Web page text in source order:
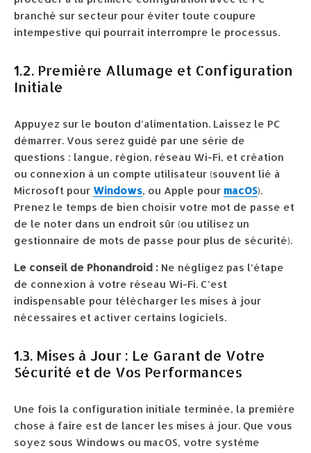
branché sur secteur pour éviter toute coupure
intempestive qui pourrait interrompre le processus.
1.2. Première Allumage et Configuration
Initiale
Appuyez sur le bouton d’alimentation. Laissez le PC
démarrer. Vous serez guidé par une série de
questions : langue, région, réseau Wi-Fi, et création
ou connexion à un compte utilisateur (souvent lié à
Microsoft pour Windows, ou Apple pour macOS).
Prenez le temps de bien choisir votre mot de passe et
de le noter dans un endroit sûr (ou utilisez un
gestionnaire de mots de passe pour plus de sécurité).
Le conseil de Phonandroid : Ne négligez pas l’étape
de connexion à votre réseau Wi-Fi. C’est
indispensable pour télécharger les mises à jour
nécessaires et activer certains logiciels.
1.3. Mises à Jour : Le Garant de Votre
Sécurité et de Vos Performances
Une fois la configuration initiale terminée, la première
chose à faire est de lancer les mises à jour. Que vous
soyez sous Windows ou macOS, votre système